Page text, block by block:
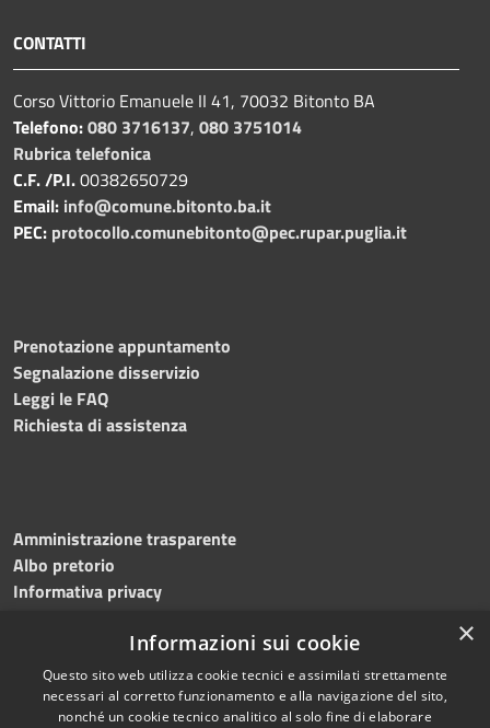
CONTATTI
Corso Vittorio Emanuele II 41, 70032 Bitonto BA
Telefono:080 3716137, 080 3751014
Rubrica telefonica
C.F. /P.I.00382650729
Email: info@comune.bitonto.ba.it
PEC: protocollo.comunebitonto@pec.rupar.puglia.it
Prenotazione appuntamento
Segnalazione disservizio
Leggi le FAQ
Richiesta di assistenza
Amministrazione trasparente
Albo pretorio
Informativa privacy
Dichiarazione di accessibilità Meccanismo di feedback ×
Informazioni sui cookie
Questo sito web utilizza cookie tecnici e assimilati strettamente
necessari al corretto funzionamento e alla navigazione del sito,
nonché un cookie tecnico analitico al solo fine di elaborare